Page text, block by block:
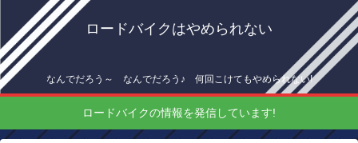
ロードバイクはやめられない
なんでだろう～ なんでだろう♪ 何回こけてもやめられない!
ロードバイクの情報を発信しています!